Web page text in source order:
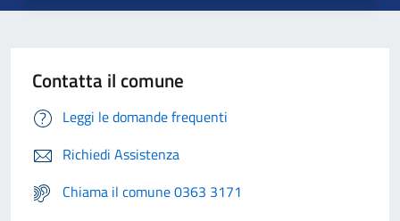
Contatta il comune
Leggi le domande frequenti
Richiedi Assistenza
Chiama il comune 0363 3171